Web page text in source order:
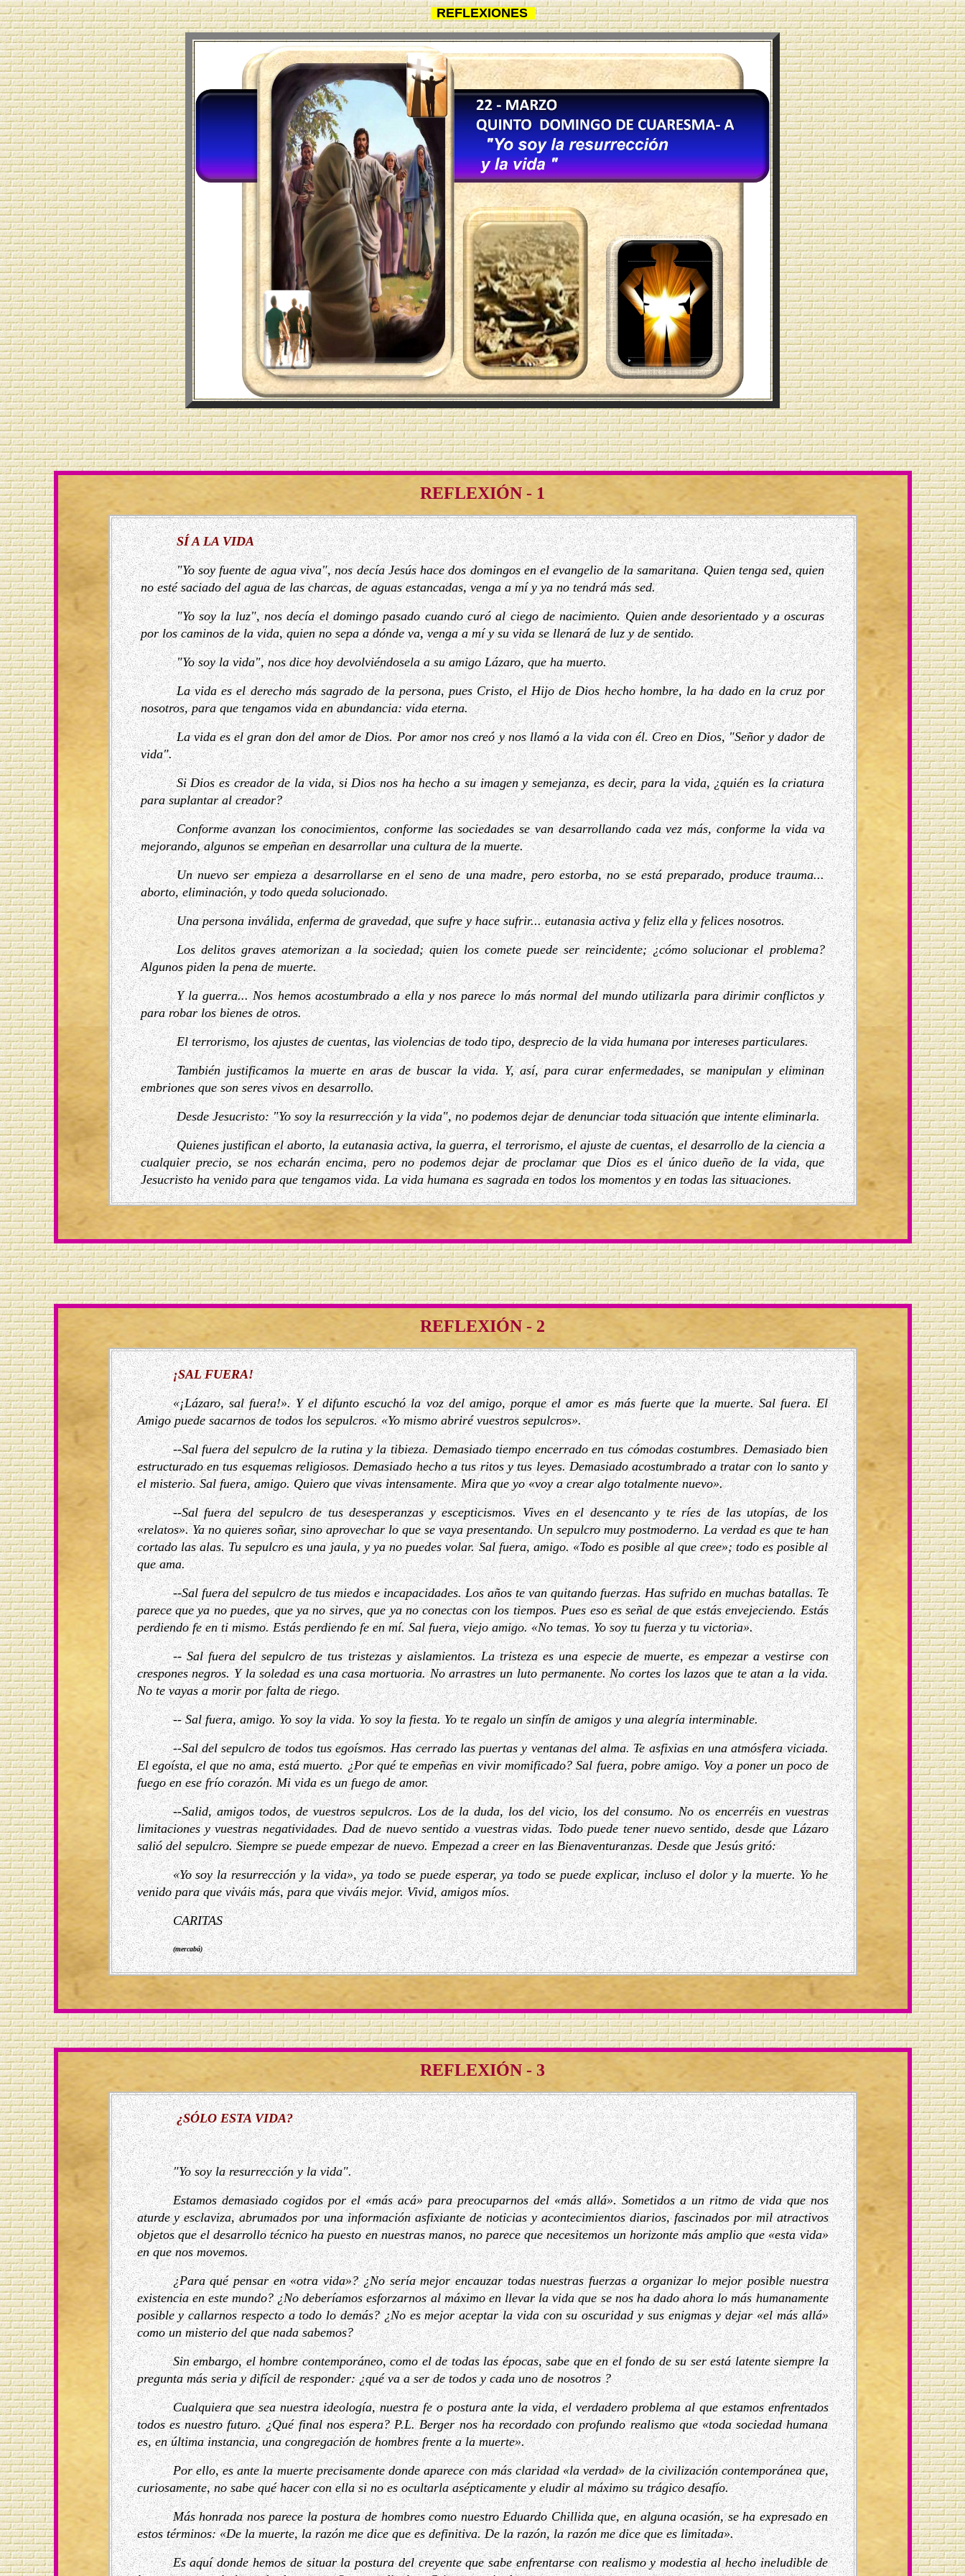
REFLEXIONES
REFLEXIÓN - 1
SÍ A LA VIDA
"Yo soy fuente de agua viva", nos decía Jesús hace dos domingos en el evangelio de la samaritana. Quien tenga sed, quien
no esté saciado del agua de las charcas, de aguas estancadas, venga a mí y ya no tendrá más sed.
"Yo soy la luz", nos decía el domingo pasado cuando curó al ciego de nacimiento. Quien ande desorientado y a oscuras
por los caminos de la vida, quien no sepa a dónde va, venga a mí y su vida se llenará de luz y de sentido.
"Yo soy la vida", nos dice hoy devolviéndosela a su amigo Lázaro, que ha muerto.
La vida es el derecho más sagrado de la persona, pues Cristo, el Hijo de Dios hecho hombre, la ha dado en la cruz por
nosotros, para que tengamos vida en abundancia: vida eterna.
La vida es el gran don del amor de Dios. Por amor nos creó y nos llamó a la vida con él. Creo en Dios, "Señor y dador de
vida".
Si Dios es creador de la vida, si Dios nos ha hecho a su imagen y semejanza, es decir, para la vida, ¿quién es la criatura
para suplantar al creador?
Conforme avanzan los conocimientos, conforme las sociedades se van desarrollando cada vez más, conforme la vida va
mejorando, algunos se empeñan en desarrollar una cultura de la muerte.
Un nuevo ser empieza a desarrollarse en el seno de una madre, pero estorba, no se está preparado, produce trauma...
aborto, eliminación, y todo queda solucionado.
Una persona inválida, enferma de gravedad, que sufre y hace sufrir... eutanasia activa y feliz ella y felices nosotros.
Los delitos graves atemorizan a la sociedad; quien los comete puede ser reincidente; ¿cómo solucionar el problema?
Algunos piden la pena de muerte.
Y la guerra... Nos hemos acostumbrado a ella y nos parece lo más normal del mundo utilizarla para dirimir conflictos y
para robar los bienes de otros.
El terrorismo, los ajustes de cuentas, las violencias de todo tipo, desprecio de la vida humana por intereses particulares.
También justificamos la muerte en aras de buscar la vida. Y, así, para curar enfermedades, se manipulan y eliminan
embriones que son seres vivos en desarrollo.
Desde Jesucristo: "Yo soy la resurrección y la vida", no podemos dejar de denunciar toda situación que intente eliminarla.
Quienes justifican el aborto, la eutanasia activa, la guerra, el terrorismo, el ajuste de cuentas, el desarrollo de la ciencia a
cualquier precio, se nos echarán encima, pero no podemos dejar de proclamar que Dios es el único dueño de la vida, que
Jesucristo ha venido para que tengamos vida. La vida humana es sagrada en todos los momentos y en todas las situaciones.
REFLEXIÓN - 2
¡SAL FUERA!
«¡Lázaro, sal fuera!». Y el difunto escuchó la voz del amigo, porque el amor es más fuerte que la muerte. Sal fuera. El
Amigo puede sacarnos de todos los sepulcros. «Yo mismo abriré vuestros sepulcros».
--Sal fuera del sepulcro de la rutina y la tibieza. Demasiado tiempo encerrado en tus cómodas costumbres. Demasiado bien
estructurado en tus esquemas religiosos. Demasiado hecho a tus ritos y tus leyes. Demasiado acostumbrado a tratar con lo santo y
el misterio. Sal fuera, amigo. Quiero que vivas intensamente. Mira que yo «voy a crear algo totalmente nuevo».
--Sal fuera del sepulcro de tus desesperanzas y escepticismos. Vives en el desencanto y te ríes de las utopías, de los
«relatos». Ya no quieres soñar, sino aprovechar lo que se vaya presentando. Un sepulcro muy postmoderno. La verdad es que te han
cortado las alas. Tu sepulcro es una jaula, y ya no puedes volar. Sal fuera, amigo. «Todo es posible al que cree»; todo es posible al
que ama.
--Sal fuera del sepulcro de tus miedos e incapacidades. Los años te van quitando fuerzas. Has sufrido en muchas batallas. Te
parece que ya no puedes, que ya no sirves, que ya no conectas con los tiempos. Pues eso es señal de que estás envejeciendo. Estás
perdiendo fe en ti mismo. Estás perdiendo fe en mí. Sal fuera, viejo amigo. «No temas. Yo soy tu fuerza y tu victoria».
-- Sal fuera del sepulcro de tus tristezas y aislamientos. La tristeza es una especie de muerte, es empezar a vestirse con
crespones negros. Y la soledad es una casa mortuoria. No arrastres un luto permanente. No cortes los lazos que te atan a la vida.
No te vayas a morir por falta de riego.
-- Sal fuera, amigo. Yo soy la vida. Yo soy la fiesta. Yo te regalo un sinfín de amigos y una alegría interminable.
--Sal del sepulcro de todos tus egoísmos. Has cerrado las puertas y ventanas del alma. Te asfixias en una atmósfera viciada.
El egoísta, el que no ama, está muerto. ¿Por qué te empeñas en vivir momificado? Sal fuera, pobre amigo. Voy a poner un poco de
fuego en ese frío corazón. Mi vida es un fuego de amor.
--Salid, amigos todos, de vuestros sepulcros. Los de la duda, los del vicio, los del consumo. No os encerréis en vuestras
limitaciones y vuestras negatividades. Dad de nuevo sentido a vuestras vidas. Todo puede tener nuevo sentido, desde que Lázaro
salió del sepulcro. Siempre se puede empezar de nuevo. Empezad a creer en las Bienaventuranzas. Desde que Jesús gritó:
«Yo soy la resurrección y la vida», ya todo se puede esperar, ya todo se puede explicar, incluso el dolor y la muerte. Yo he
venido para que viváis más, para que viváis mejor. Vivid, amigos míos.
CARITAS
(mercabá)
REFLEXIÓN - 3
¿SÓLO ESTA VIDA?
"Yo soy la resurrección y la vida".
Estamos demasiado cogidos por el «más acá» para preocuparnos del «más allá». Sometidos a un ritmo de vida que nos
aturde y esclaviza, abrumados por una información asfixiante de noticias y acontecimientos diarios, fascinados por mil atractivos
objetos que el desarrollo técnico ha puesto en nuestras manos, no parece que necesitemos un horizonte más amplio que «esta vida»
en que nos movemos.
¿Para qué pensar en «otra vida»? ¿No sería mejor encauzar todas nuestras fuerzas a organizar lo mejor posible nuestra
existencia en este mundo? ¿No deberíamos esforzarnos al máximo en llevar la vida que se nos ha dado ahora lo más humanamente
posible y callarnos respecto a todo lo demás? ¿No es mejor aceptar la vida con su oscuridad y sus enigmas y dejar «el más allá»
como un misterio del que nada sabemos?
Sin embargo, el hombre contemporáneo, como el de todas las épocas, sabe que en el fondo de su ser está latente siempre la
pregunta más seria y difícil de responder: ¿qué va a ser de todos y cada uno de nosotros ?
Cualquiera que sea nuestra ideología, nuestra fe o postura ante la vida, el verdadero problema al que estamos enfrentados
todos es nuestro futuro. ¿Qué final nos espera? P.L. Berger nos ha recordado con profundo realismo que «toda sociedad humana
es, en última instancia, una congregación de hombres frente a la muerte».
Por ello, es ante la muerte precisamente donde aparece con más claridad «la verdad» de la civilización contemporánea que,
curiosamente, no sabe qué hacer con ella si no es ocultarla asépticamente y eludir al máximo su trágico desafío.
Más honrada nos parece la postura de hombres como nuestro Eduardo Chillida que, en alguna ocasión, se ha expresado en
estos términos: «De la muerte, la razón me dice que es definitiva. De la razón, la razón me dice que es limitada».
Es aquí donde hemos de situar la postura del creyente que sabe enfrentarse con realismo y modestia al hecho ineludible de